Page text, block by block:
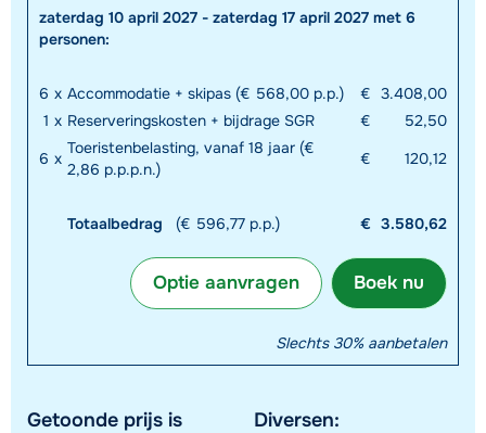
zaterdag 10 april 2027 - zaterdag 17 april 2027 met 6
personen:
6 x Accommodatie + skipas (€ 568,00 p.p.) € 3.408,00
1 x Reserveringskosten + bijdrage SGR €
52,50
6 x
Toeristenbelasting, vanaf 18 jaar (€
2,86 p.p.p.n.)
€ 120,12
Totaalbedrag (€ 596,77 p.p.) € 3.580,62
Boek nu
Optie aanvragen
Slechts 30% aanbetalen
Getoonde prijs is
Diversen: